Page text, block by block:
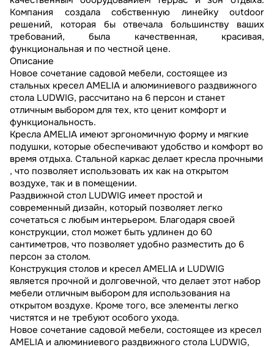
Компания создала собственную линейку outdoor
решений, которая бы отвечала большинству ваших
требований, была качественная, красивая,
функциональная и по честной цене.
Описание
Новое сочетание садовой мебели, состоящее из
стальных кресел AMELIA и алюминиевого раздвижного
стола LUDWIG, рассчитано на 6 персон и станет
отличным выбором для тех, кто ценит комфорт и
функциональность.
Кресла AMELIA имеют эргономичную форму и мягкие
подушки, которые обеспечивают удобство и комфорт во
время отдыха. Стальной каркас делает кресла прочными
, что позволяет использовать их как на открытом
воздухе, так и в помещении.
Раздвижной стол LUDWIG имеет простой и
современный дизайн, который позволяет легко
сочетаться с любым интерьером. Благодаря своей
конструкции, стол может быть удлинен до 60
сантиметров, что позволяет удобно разместить до 6
персон за столом.
Конструкция столов и кресел AMELIA и LUDWIG
является прочной и долговечной, что делает этот набор
мебели отличным выбором для использования на
открытом воздухе. Кроме того, все элементы легко
чистятся и не требуют особого ухода.
Новое сочетание садовой мебели, состоящее из кресел
AMELIA и алюминиевого раздвижного стола LUDWIG,